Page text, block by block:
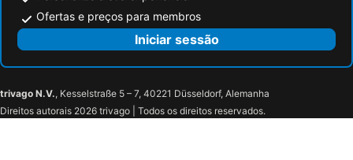
Ofertas e preços para membros
Iniciar sessão
trivago N.V., Kesselstraße 5 – 7, 40221 Düsseldorf, Alemanha
Direitos autorais 2026 trivago | Todos os direitos reservados.